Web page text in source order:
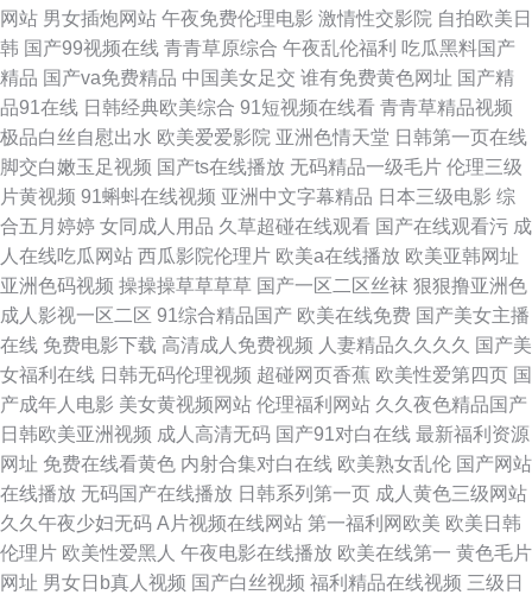
颜色官网 欧美综合久久久久 亚欧韩性爱一区 蜜乳传媒在线观看入口 成人精
品在线观看 日韩欧美中文在线 性交美女 久久一本高清 www日本黄色 天天色
影 尤物视频黄片91黑料 欧美zuoai 抖阴在线免费 午夜精品久久久久蜜桃 伊
人院入口一二三 欧美AA视频 囯产一区二区三区无码 男人深夜看的视频网站
青草视频在线 极品在线视频 91小视频黄 精品久久黑料 三级影院 精品少妇白
虎导航 91性网站 九九热这里只有精品6 午夜福利老湿机视频 蜜桃视频
qqcom 成人亚洲91啪啪 天堂视频在线观看免费 中文日韩无码网址 欧美人与
兽a级网站 国产久久三级 91入口18 黑料网a片 色色欧卅高清一区色 久久精
品国产三级 wwwav中文字幕 人人爱夜夜 午夜成人女优欧美 理论片在线看 高
跟美腿内射 91干干 波多野吉依无码视频 日韩综合色图操逼 久草导航 97福利
网站 男女插炮网站 午夜免费伦理电影 激情性交影院 自拍欧美日
韩 国产99视频在线 青青草原综合 午夜乱伦福利 吃瓜黑料国产
精品 国产va免费精品 中国美女足交 谁有免费黄色网址 国产精
品91在线 日韩经典欧美综合 91短视频在线看 青青草精品视频
极品白丝自慰出水 欧美爱爱影院 亚洲色情天堂 日韩第一页在线
脚交白嫩玉足视频 国产ts在线播放 无码精品一级毛片 伦理三级
片黄视频 91蝌蚪在线视频 亚洲中文字幕精品 日本三级电影 综
合五月婷婷 女同成人用品 久草超碰在线观看 国产在线观看污 成
人在线吃瓜网站 西瓜影院伦理片 欧美a在线播放 欧美亚韩网址
亚洲色码视频 操操操草草草草 国产一区二区丝袜 狠狠撸亚洲色
成人影视一区二区 91综合精品国产 欧美在线免费 国产美女主播
在线 免费电影下载 高清成人免费视频 人妻精品久久久久 国产美
女福利在线 日韩无码伦理视频 超碰网页香蕉 欧美性爱第四页 国
产成年人电影 美女黄视频网站 伦理福利网站 久久夜色精品国产
日韩欧美亚洲视频 成人高清无码 国产91对白在线 最新福利资源
网址 免费在线看黄色 内射合集对白在线 欧美熟女乱伦 国产网站
在线播放 无码国产在线播放 日韩系列第一页 成人黄色三级网站
久久午夜少妇无码 A片视频在线网站 第一福利网欧美 欧美日韩
伦理片 欧美性爱黑人 午夜电影在线播放 欧美在线第一 黄色毛片
网址 男女日b真人视频 国产白丝视频 福利精品在线视频 三级日